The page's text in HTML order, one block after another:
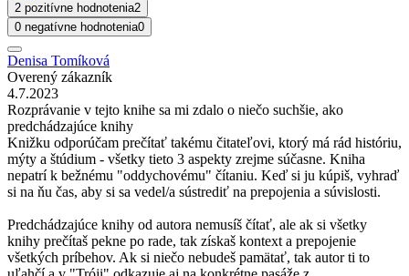
2 pozitívne hodnotenia2
0 negatívne hodnotenia0
Denisa Tomíková
Overený zákazník
4.7.2023
Rozprávanie v tejto knihe sa mi zdalo o niečo suchšie, ako
predchádzajúce knihy
Knižku odporúčam prečítať takému čitateľovi, ktorý má rád históriu,
mýty a štúdium - všetky tieto 3 aspekty zrejme súčasne. Kniha
nepatrí k bežnému "oddychovému" čítaniu. Keď si ju kúpiš, vyhraď
si na ňu čas, aby si sa vedel/a sústrediť na prepojenia a súvislosti.
Predchádzajúce knihy od autora nemusíš čítať, ale ak si všetky
knihy prečítaš pekne po rade, tak získaš kontext a prepojenie
všetkých príbehov. Ak si niečo nebudeš pamätať, tak autor ti to